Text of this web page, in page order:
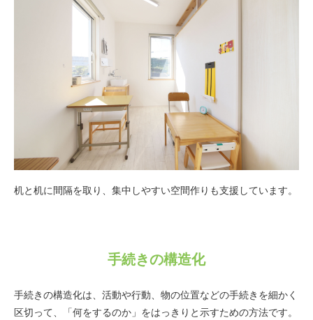
机と机に間隔を取り、集中しやすい空間作りも支援しています。
手続きの構造化
手続きの構造化は、活動や行動、物の位置などの手続きを細かく
区切って、「何をするのか」をはっきりと示すための方法です。